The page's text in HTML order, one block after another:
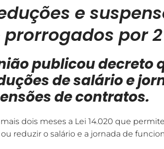
e
por
publicou decreto
de salário e
de contratos.
dois meses a Lei 14.020 que
reduzir o salário e a jornada de